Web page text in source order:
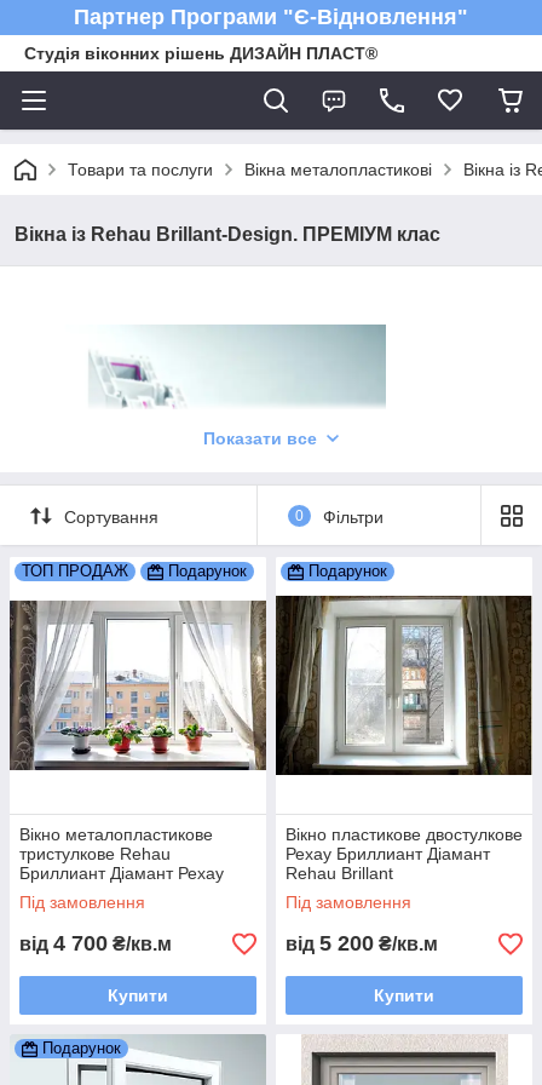
Партнер Програми "Є-Відновлення"
Студія віконних рішень ДИЗАЙН ПЛАСТ®
Товари та послуги Вікна металопластикові Вікна із
Вікна із Rehau Brillant-Design. ПРЕМІУМ клас
найкращий вибір для житла ПРЕМІУМ
класу
Про профільну Rehau Brillant-Design можна сказати просто:
Це ідеальне поєднання ефективної теплоізоляції з
Показати все
Сортування 0 Фільтри
ТОП ПРОДАЖ Подарунок
Вікно металопластикове
тристулкове Rehau
Бриллиант Діамант Рехау
Brillant
Під замовлення
від 4 700 ₴/кв.м
Купити
Подарунок
Вікно пластикове двостулкове
Рехау Бриллиант Діамант
Rehau Brillant
Під замовлення
від 5 200 ₴/кв.м
Купити
Подарунок